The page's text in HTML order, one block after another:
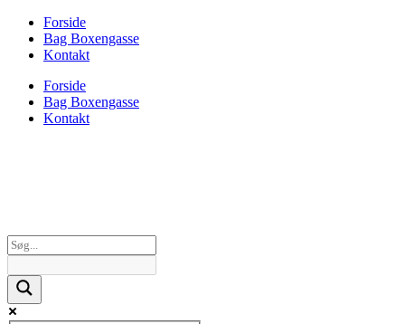
Forside
Bag Boxengasse
Kontakt
Forside
Bag Boxengasse
Kontakt